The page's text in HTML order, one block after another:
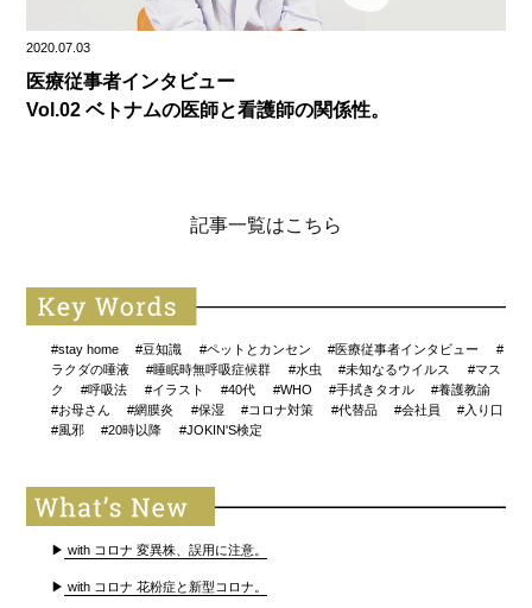
2020.07.03
医療従事者インタビュー
Vol.02 ベトナムの医師と看護師の関係性。
記事一覧はこちら
#stay home #豆知識 #ペットとカンセン #医療従事者インタビュー
#
ラクダの唾液
#睡眠時無呼吸症候群 #水虫 #未知なるウイルス
#マス
ク
#呼吸法 #イラスト #40代 #WHO #手拭きタオル
#養護教諭
#お母さん
#網膜炎 #保湿 #コロナ対策 #代替品 #会社員
#入り口
#風邪
#20時以降 #JOKIN'S検定
▶ with コロナ 変異株、誤用に注意。
▶ with コロナ 花粉症と新型コロナ。